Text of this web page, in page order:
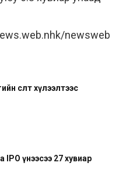
newsweb
өсөлт хүлээлтээс
IPO үнээсээ 27 хувиар